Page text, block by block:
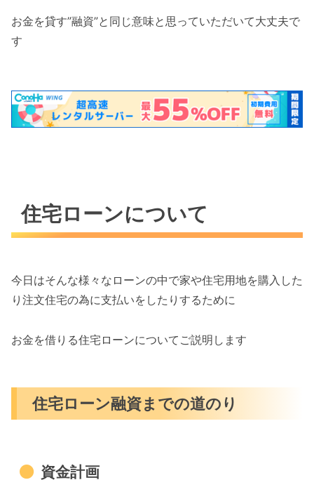
お金を貸す”融資”と同じ意味と思っていただいて大丈夫で
す
住宅ローンについて
今日はそんな様々なローンの中で家や住宅用地を購入した
り注文住宅の為に支払いをしたりするために
お金を借りる住宅ローンについてご説明します
住宅ローン融資までの道のり
資金計画